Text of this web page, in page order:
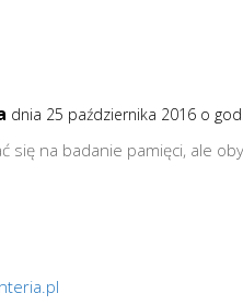
dnia 25 października 2016 o
się na badanie pamięci, ale